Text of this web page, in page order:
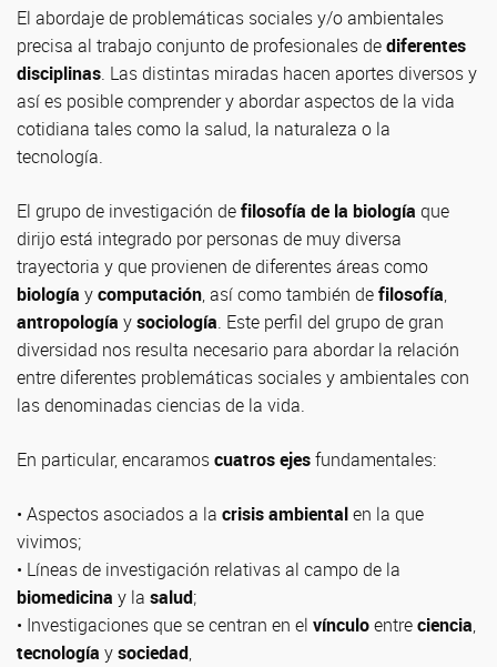
El abordaje de problemáticas sociales y/o ambientales
precisa al trabajo conjunto de profesionales dediferentes
disciplinas. Las distintas miradas hacen aportes diversos y
así es posible comprender y abordar aspectos de la vida
cotidiana tales como la salud, la naturaleza o la
tecnología.
El grupo de investigación defilosofía de la biología que
dirijo está integrado por personas de muy diversa
trayectoria y que provienen de diferentes áreas como
biología ycomputación, así como también defilosofía,
antropología ysociología. Este perfil del grupo de gran
diversidad nos resulta necesario para abordar la relación
entre diferentes problemáticas sociales y ambientales con
las denominadas ciencias de la vida.
En particular, encaramoscuatros ejesfundamentales:
• Aspectos asociados a la crisis ambientalen la que
vivimos;
• Líneas de investigación relativas al campo de la
biomedicina y la salud;
• Investigaciones que se centran en el vínculoentreciencia,
tecnología ysociedad,